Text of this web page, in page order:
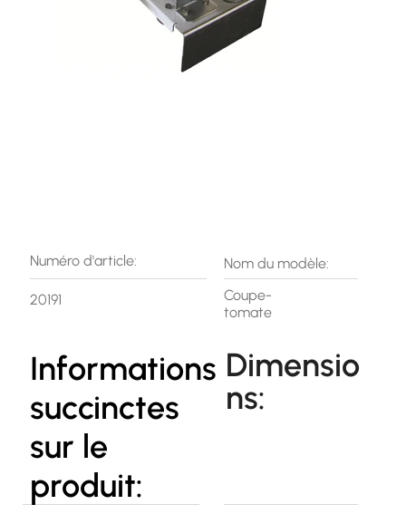
Numéro d'article:
20191
Informations
succinctes
sur le
produit:
Nom du modèle:
Coupe-
tomate
Dimensio
ns: